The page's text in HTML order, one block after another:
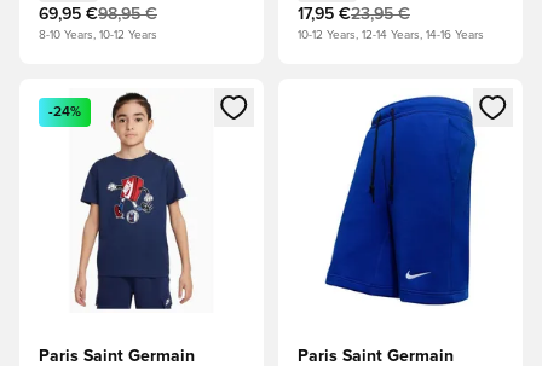
69,95 €98,95 €
8-10 Years, 10-12 Years
17,95 €23,95 €
10-12 Years, 12-14 Years, 14-16 Years
Odpre Modal za prijavo ali vpis kot član
-24%
Paris Saint Germain
Odpre Modal za prijavo ali
Paris Saint Germain